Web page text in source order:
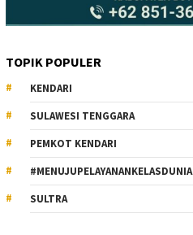
TOPIK POPULER
KENDARI
SULAWESI TENGGARA
PEMKOT KENDARI
#MENUJUPELAYANANKELASDUNIA
SULTRA